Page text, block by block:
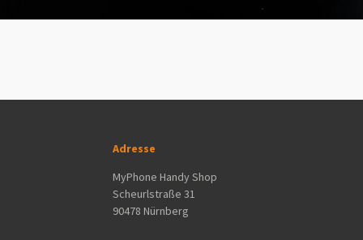
Adresse
MyPhone Handy Shop
Scheurlstraße 31
90478 Nürnberg